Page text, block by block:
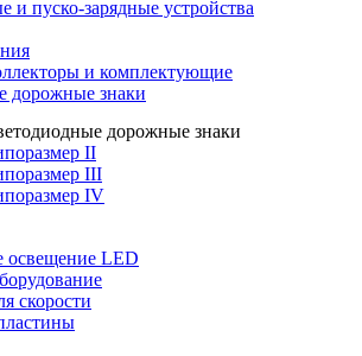
и пуско-зарядные устройства
и комплектующие
дорожные знаки
дорожные знаки
II
III
IV
освещение LED
скорости